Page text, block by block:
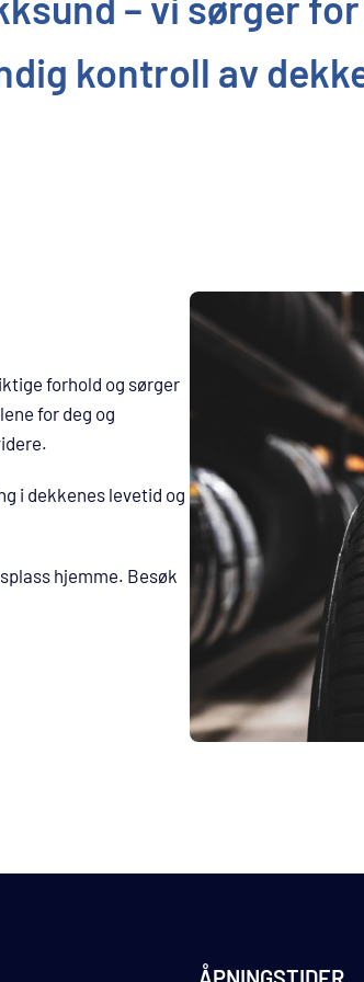
kontroll av
forhold og sørger
for deg og
i dekkenes levetid og
hjemme. Besøk